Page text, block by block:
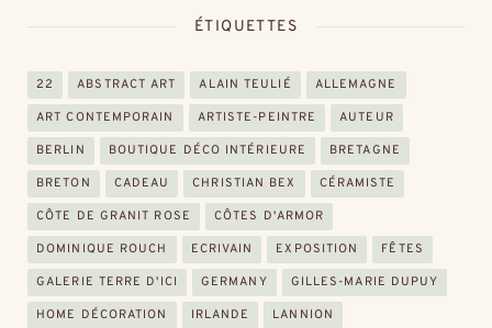
ÉTIQUETTES
22 ABSTRACT ART ALAIN TEULIÉ ALLEMAGNE
ART CONTEMPORAIN ARTISTE-PEINTRE AUTEUR
BERLIN BOUTIQUE DÉCO INTÉRIEURE BRETAGNE
BRETON CADEAU CHRISTIAN BEX CÉRAMISTE
CÔTE DE GRANIT ROSE CÔTES D'ARMOR
DOMINIQUE ROUCH ECRIVAIN EXPOSITION FÊTES
GALERIE TERRE D'ICI GERMANY GILLES-MARIE DUPUY
HOME DÉCORATION IRLANDE LANNION